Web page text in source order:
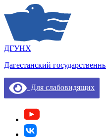
ДГУНХ
Дагестанский
Для слабовидящих